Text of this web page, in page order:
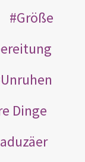
Größe
Unruhen
Dinge